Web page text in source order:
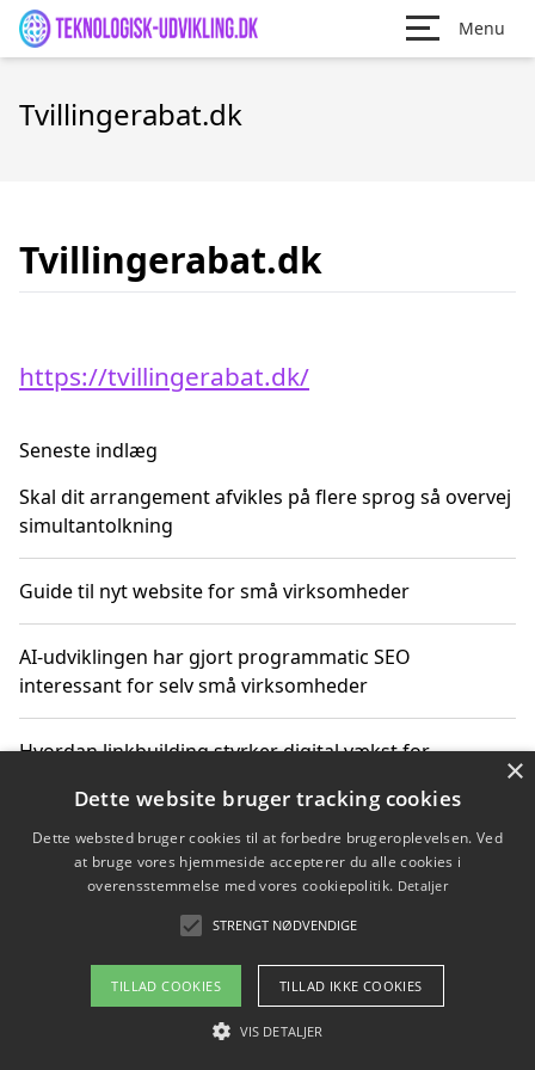
Menu
Tvillingerabat.dk
Tvillingerabat.dk
https://tvillingerabat.dk/
Seneste indlæg
Skal dit arrangement afvikles på flere sprog så overvej
simultantolkning
Guide til nyt website for små virksomheder
AI-udviklingen har gjort programmatic SEO
interessant for selv små virksomheder
Hvordan linkbuilding styrker digital vækst for
Sådan har udviklingen inden for genbrug af elektronik
ændret sig
Copyright 2026 - Pilanto Aps
Om / kontakt
×
Dette website bruger tracking cookies
Dette websted bruger cookies til at forbedre brugeroplevelsen. Ved
at bruge vores hjemmeside accepterer du alle cookies i
overensstemmelse med vores cookiepolitik. Detaljer
STRENGT NØDVENDIGE
TILLAD COOKIES TILLAD IKKE COOKIES
VIS DETALJER